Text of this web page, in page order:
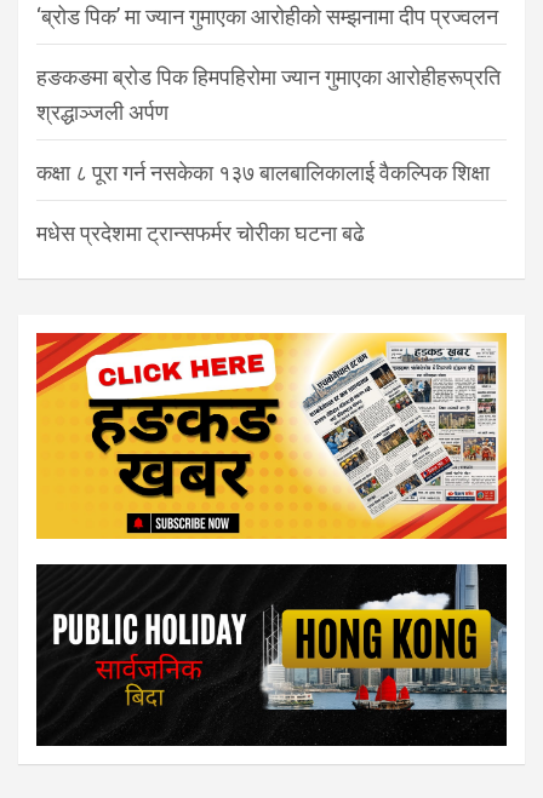
‘ब्रोड पिक’ मा ज्यान गुमाएका आरोहीको सम्झनामा दीप प्रज्वलन
हङकङमा ब्रोड पिक हिमपहिरोमा ज्यान गुमाएका आरोहीहरूप्रति
श्रद्धाञ्जली अर्पण
कक्षा ८ पूरा गर्न नसकेका १३७ बालबालिकालाई वैकल्पिक शिक्षा
मधेस प्रदेशमा ट्रान्सफर्मर चोरीका घटना बढे